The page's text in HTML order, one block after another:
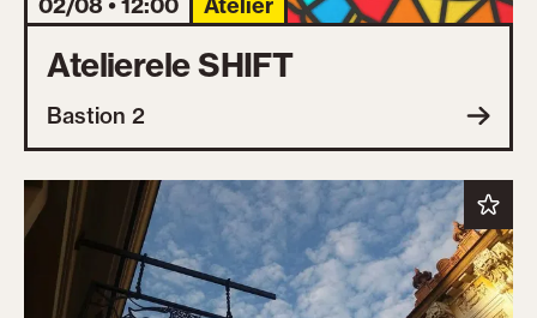
Atelierele SHIFT
Bastion 2